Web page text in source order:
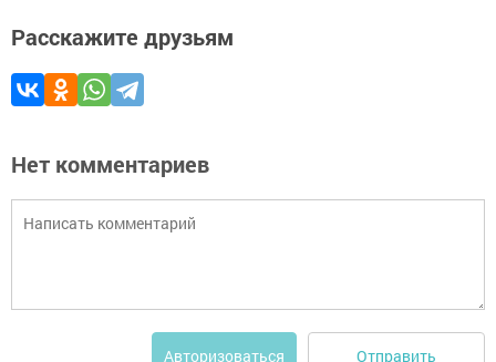
Расскажите друзьям
Нет комментариев
Авторизоваться Отправить